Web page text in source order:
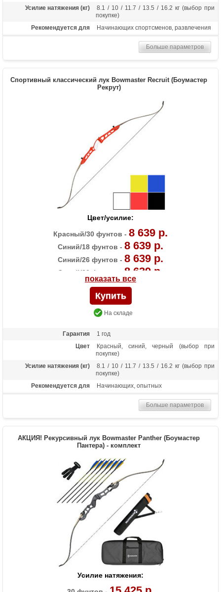
Усилие натяжения (кг)
8.1 / 10 / 11.7 / 13.5 / 16.2 кг (выбор при
покупке)
Рекомендуется для
Начинающих спортсменов, развлечения
Рукоять, плечи, тетива, 2 полочки, 6
стрел Bowmaster, крага, напалечник,
чехол-сумка, колчан для стрел (текущий
1.3
Рукоятка - алюминий, плечи - дерево с
Развлечение, спорт
Длина рукояти 23 дюйма
Больше параметров
Спортивный классический лук Bowmaster Recruit (Боумастер
Рекрут)
Цвет/усилие:
Красный/30 фунтов - 8 639 р.
Синий/18 фунтов - 8 639 р.
Синий/26 фунтов - 8 639 р.
Синий/30 фунтов - 8 639 р.
Черный/18 фунтов -8 639 р.
Черный/22 фунта -8 639 р.
Черный/30 фунтов -8 639 р.
показать все
На складе
Гарантия
1 год
Цвет
Красный, синий, черный (выбор при
покупке)
Усилие натяжения (кг)
8.1 / 10 / 11.7 / 13.5 / 16.2 кг (выбор при
покупке)
Рекомендуется для
Начинающих, опытных
Рукоять, плечи, шестигранники, тетива
Материалы изделия
Рукоятка - алюминий, плечи - дерево с
ламинатом
Особенности
Длина рукояти 23 дюйма
Больше параметров
АКЦИЯ! Рекурсивный лук Bowmaster Panther (Боумастер
Пантера) - комплект
Усилие натяжения: